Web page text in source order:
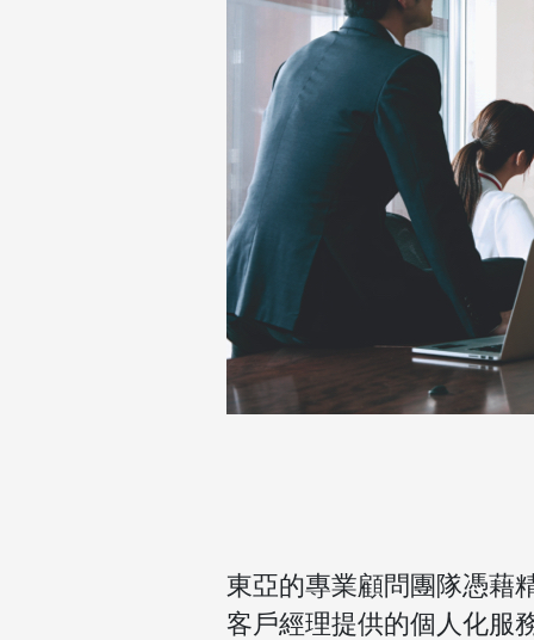
東亞的專業顧問團隊憑藉
客戶經理提供的個人化服